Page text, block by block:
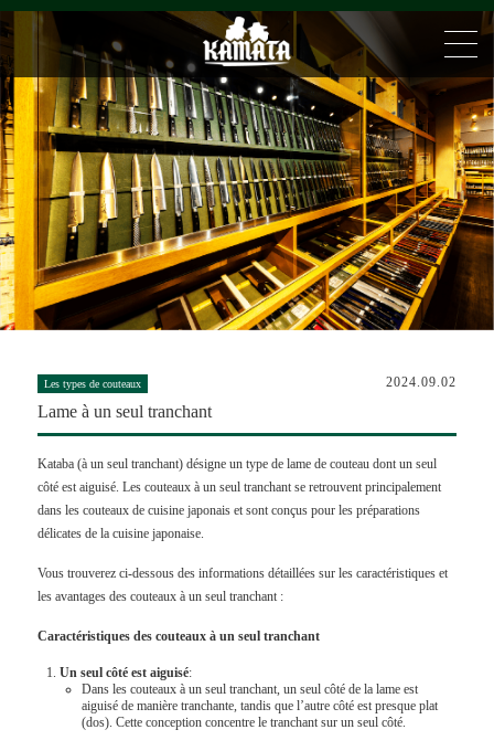
Les types de couteaux 2024.09.02
Lame à un seul tranchant
Kataba (à un seul tranchant) désigne un type de lame de couteau dont un seul
côté est aiguisé. Les couteaux à un seul tranchant se retrouvent principalement
dans les couteaux de cuisine japonais et sont conçus pour les préparations
délicates de la cuisine japonaise.
Vous trouverez ci-dessous des informations détaillées sur les caractéristiques et
les avantages des couteaux à un seul tranchant :
Caractéristiques des couteaux à un seul tranchant
Un seul côté est aiguisé:
Dans les couteaux à un seul tranchant, un seul côté de la lame est
aiguisé de manière tranchante, tandis que l’autre côté est presque plat
(dos). Cette conception concentre le tranchant sur un seul côté.